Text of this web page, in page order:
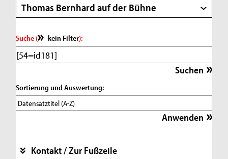
Thomas Bernhard auf der Bühne
Suche ( kein Filter):
Sortierung und Auswertung:
Kontakt / Zur Fußzeile